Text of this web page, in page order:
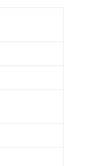
品です。
認中の商品です。